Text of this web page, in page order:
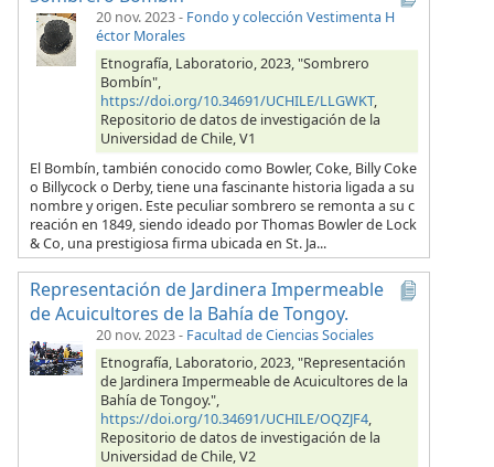
20 nov. 2023- Fondo y colección Vestimenta H
éctor Morales
Etnografía, Laboratorio, 2023, "Sombrero
Bombín",
https://doi.org/10.34691/UCHILE/LLGWKT,
Repositorio de datos de investigación de la
Universidad de Chile, V1
El Bombín, también conocido como Bowler, Coke, Billy Coke
o Billycock o Derby, tiene una fascinante historia ligada a su
nombre y origen. Este peculiar sombrero se remonta a su c
reación en 1849, siendo ideado por Thomas Bowler de Lock
& Co, una prestigiosa firma ubicada en St. Ja...
Representación de Jardinera Impermeable
de Acuicultores de la Bahía de Tongoy.
20 nov. 2023- Facultad de Ciencias Sociales
Etnografía, Laboratorio, 2023, "Representación
de Jardinera Impermeable de Acuicultores de la
Bahía de Tongoy.",
https://doi.org/10.34691/UCHILE/OQZJF4,
Repositorio de datos de investigación de la
Universidad de Chile, V2